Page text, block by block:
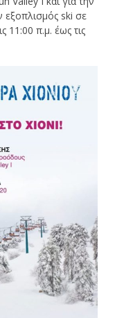
εξοπλισμός ski σε
11:00 π.μ. έως τις